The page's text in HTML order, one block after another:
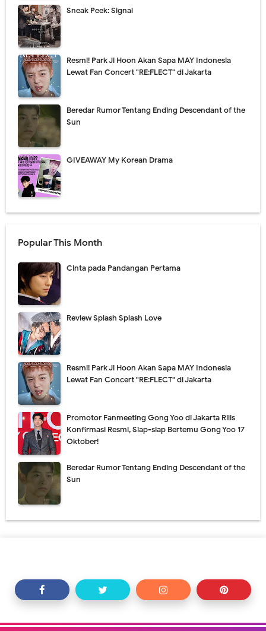
Sneak Peek: Signal
Resmi! Park Ji Hoon Akan Sapa MAY Indonesia
Lewat Fan Concert "RE:FLECT" di Jakarta
Beredar Rumor Tentang Ending Descendant of the
Sun
GIVEAWAY My Korean Drama
Popular This Month
Cinta pada Pandangan Pertama
Review Splash Splash Love
Resmi! Park Ji Hoon Akan Sapa MAY Indonesia
Lewat Fan Concert "RE:FLECT" di Jakarta
Promotor Fanmeeting Gong Yoo di Jakarta Rilis
Konfirmasi Resmi, Siap-siap Bertemu Gong Yoo 17
Oktober!
Beredar Rumor Tentang Ending Descendant of the
Sun